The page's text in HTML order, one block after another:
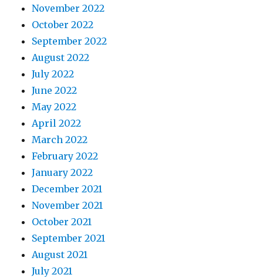
November 2022
October 2022
September 2022
August 2022
July 2022
June 2022
May 2022
April 2022
March 2022
February 2022
January 2022
December 2021
November 2021
October 2021
September 2021
August 2021
July 2021